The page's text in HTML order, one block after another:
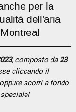
per la
dell'aria
, composto da 23
cliccando il
scorri a fondo